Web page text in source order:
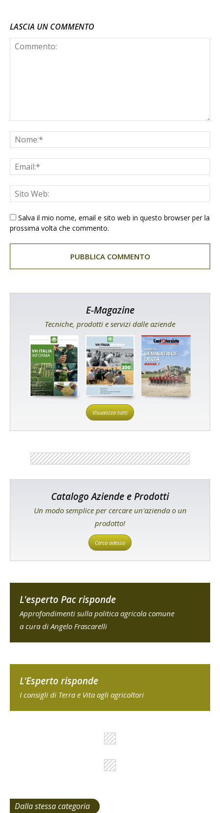
LASCIA UN COMMENTO
Salva il mio nome, email e sito web in questo browser per la
prossima volta che commento.
E-Magazine
Tecniche, prodotti e servizi dalle aziende
Visualizza tutti
Catalogo Aziende e Prodotti
Un modo semplice per cercare un'azienda o un
prodotto!
Cerca adesso
L'esperto Pac risponde
Approfondimenti sulla politica agricola comune
a cura di Angelo Frascarelli
L'Esperto risponde
I consigli di Terra e Vita agli agricoltori
Dalla stessa categoria